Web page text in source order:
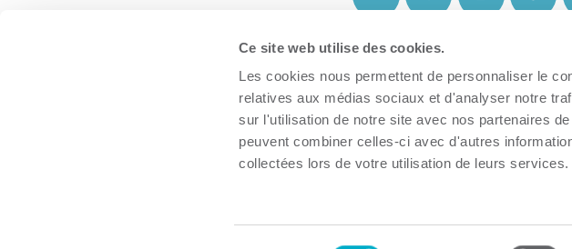
Ce site web utilise des cookies.
Les cookies nous permettent de personnaliser le
relatives aux médias sociaux et d'analyser notre
sur l'utilisation de notre site avec nos partenaires
peuvent combiner celles-ci avec d'autres
collectées lors de votre utilisation de leurs services.
Trouver une organisation
Inscrire mon organisation